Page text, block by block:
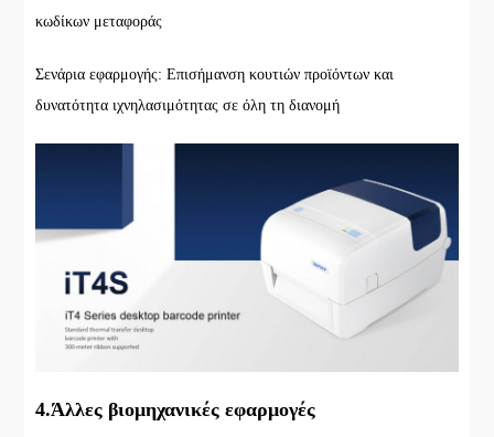
κωδίκων μεταφοράς
Σενάρια εφαρμογής: Επισήμανση κουτιών προϊόντων και
δυνατότητα ιχνηλασιμότητας σε όλη τη διανομή
4.Άλλες βιομηχανικές εφαρμογές